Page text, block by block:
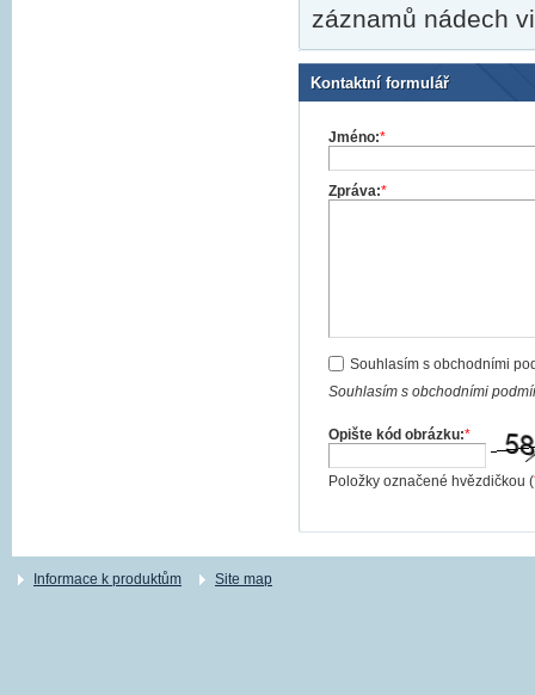
záznamů nádech
Kontaktní formulář
Jméno:*
Zpráva:*
Souhlasím s obchodními
Souhlasím s obchodními
Opište kód obrázku:*
Položky označené hvězdičkou (
Informace k produktům Site map